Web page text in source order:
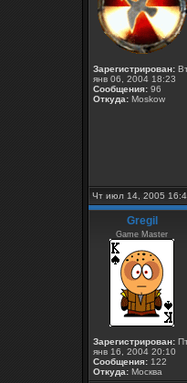
Зарегистрирован:
янв 06, 2004 18:23
Сообщения: 96
Откуда: Moskow
Чт июл 14, 2005
Gregil
Game Master
Зарегистрирован:
янв 16, 2004 20:10
Сообщения: 122
Откуда: Москва